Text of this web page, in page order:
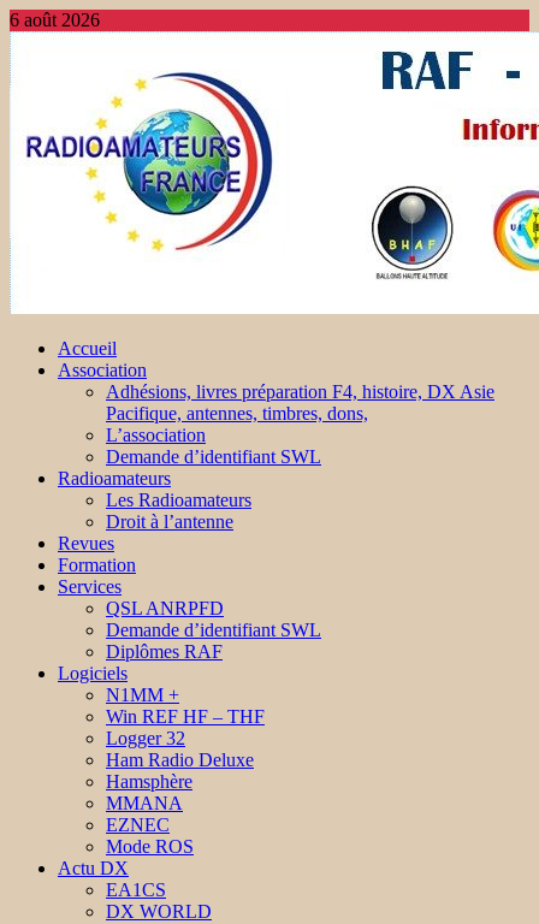
6 août 2026
Accueil
Association
Adhésions, livres préparation F4, histoire, DX Asie
Pacifique, antennes, timbres, dons,
L’association
Demande d’identifiant SWL
Radioamateurs
Les Radioamateurs
Droit à l’antenne
Revues
Formation
Services
QSL ANRPFD
Demande d’identifiant SWL
Diplômes RAF
Logiciels
N1MM +
Win REF HF – THF
Logger 32
Ham Radio Deluxe
Hamsphère
MMANA
EZNEC
Mode ROS
Actu DX
EA1CS
DX WORLD